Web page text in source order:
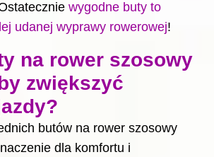
wygodne buty to
udanej wyprawy rowerowej!
na rower szosowy
zwiększyć
butów na rower szosowy
dla komfortu i